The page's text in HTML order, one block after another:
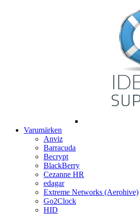
Varumärken
Anviz
Barracuda
Becrypt
BlackBerry
Cezanne HR
edagar
Extreme Networks (Aerohive)
Go2Clock
HID